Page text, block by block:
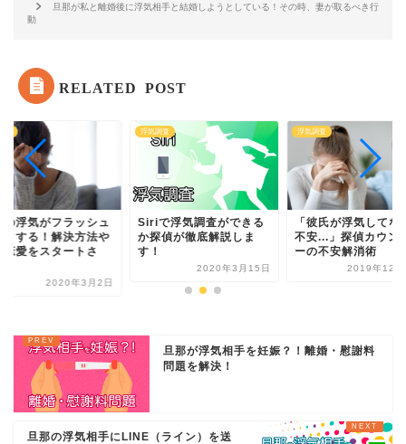
旦那が私と離婚後に浮気相手と結婚しようとしている！その時、妻が取るべき行
動
RELATED POST
の浮気がフラッシュ
クする！解決方法や
恋愛をスタートさ
2020年3月2日
浮気調査
Siriで浮気調査ができる
か探偵が徹底解説しま
す！
2020年3月15日
浮気調査
「彼氏が浮気してな
不安...」探偵カウン
ーの不安解消術
2019年12月
旦那が浮気相手を妊娠？！離婚・慰謝料
問題を解決！
旦那の浮気相手にLINE（ライン）を送